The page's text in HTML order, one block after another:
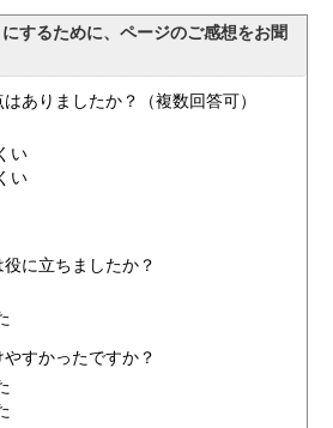
するために、ページのご感想をお聞
ありましたか？（複数回答可）
い
い
に立ちましたか？
すかったですか？